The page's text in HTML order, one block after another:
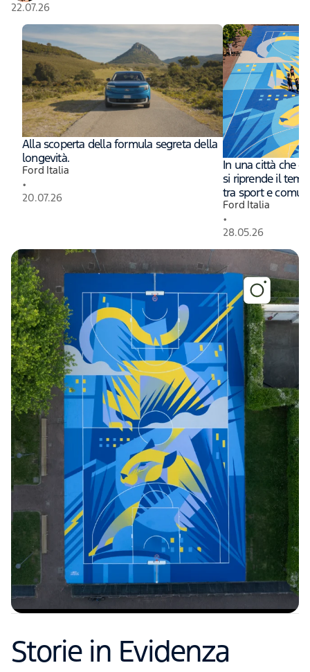
22.07.26
Alla scoperta della formula segreta della
longevità.
Ford Italia
•
20.07.26
In una città che
si riprende il
tra sport e
Ford Italia
•
28.05.26
Storie in Evidenza